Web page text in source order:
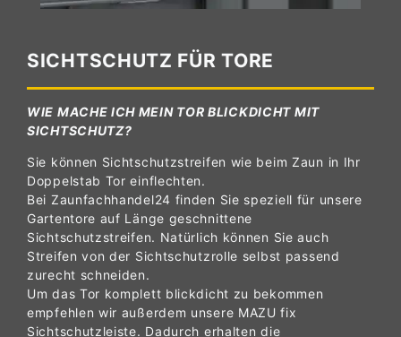
SICHTSCHUTZ FÜR TORE
WIE MACHE ICH MEIN TOR BLICKDICHT MIT
SICHTSCHUTZ?
Sie können Sichtschutzstreifen wie beim Zaun in Ihr
Doppelstab Tor einflechten.
Bei Zaunfachhandel24 finden Sie speziell für unsere
Gartentore auf Länge geschnittene
Sichtschutzstreifen. Natürlich können Sie auch
Streifen von der Sichtschutzrolle selbst passend
zurecht schneiden.
Um das Tor komplett blickdicht zu bekommen
empfehlen wir außerdem unsere MAZU fix
Sichtschutzleiste. Dadurch erhalten die